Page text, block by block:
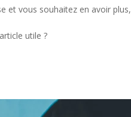
et vous souhaitez en avoir plus,
utile ?